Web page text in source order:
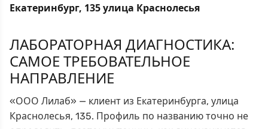
Екатеринбург, 135 улица Краснолесья
ЛАБОРАТОРНАЯ ДИАГНОСТИКА:
САМОЕ ТРЕБОВАТЕЛЬНОЕ
НАПРАВЛЕНИЕ
«ООО Лилаб» — клиент из Екатеринбурга, улица
Краснолесья, 135. Профиль по названию точно не